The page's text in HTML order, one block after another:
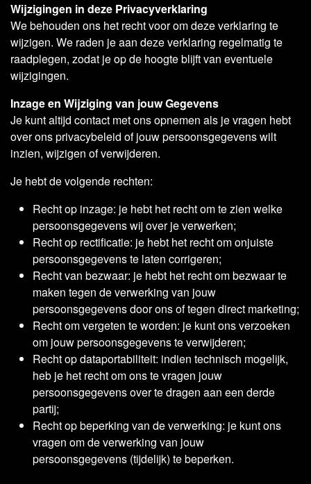
Wijzigingen in deze Privacyverklaring
We behouden ons het recht voor om deze verklaring te
wijzigen. We raden je aan deze verklaring regelmatig te
raadplegen, zodat je op de hoogte blijft van eventuele
wijzigingen.
Inzage en Wijziging van jouw Gegevens
Je kunt altijd contact met ons opnemen als je vragen hebt
over ons privacybeleid of jouw persoonsgegevens wilt
inzien, wijzigen of verwijderen.
Je hebt de volgende rechten:
Recht op inzage: je hebt het recht om te zien welke
persoonsgegevens wij over je verwerken;
Recht op rectificatie: je hebt het recht om onjuiste
persoonsgegevens te laten corrigeren;
Recht van bezwaar: je hebt het recht om bezwaar te
maken tegen de verwerking van jouw
persoonsgegevens door ons of tegen direct marketing;
Recht om vergeten te worden: je kunt ons verzoeken
om jouw persoonsgegevens te verwijderen;
Recht op dataportabiliteit: indien technisch mogelijk,
heb je het recht om ons te vragen jouw
persoonsgegevens over te dragen aan een derde
partij;
Recht op beperking van de verwerking: je kunt ons
vragen om de verwerking van jouw
persoonsgegevens (tijdelijk) te beperken.